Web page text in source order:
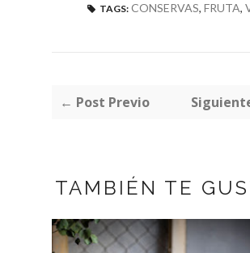
TAGS: CONSERVAS, FRUTA,
← Post Previo
TAMBIÉN TE